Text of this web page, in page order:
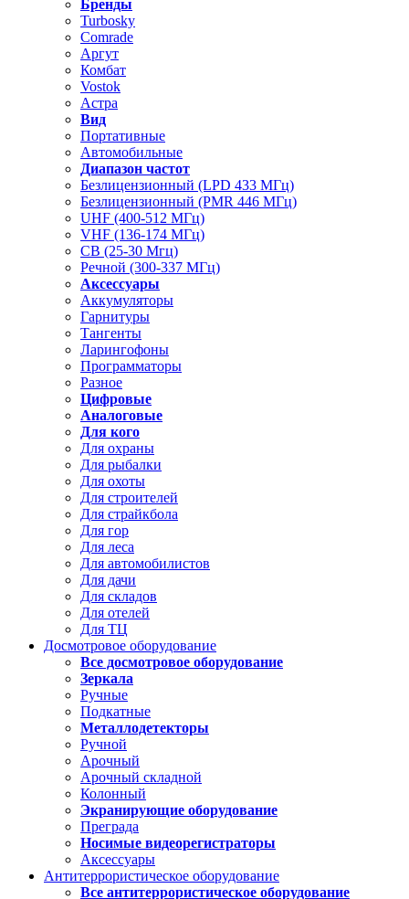
Бренды
Turbosky
Comrade
Аргут
Комбат
Vostok
Астра
Вид
Портативные
Автомобильные
Диапазон частот
Безлицензионный (LPD 433 МГц)
Безлицензионный (PMR 446 МГц)
UHF (400-512 МГц)
VHF (136-174 МГц)
CB (25-30 Мгц)
Речной (300-337 МГц)
Аксессуары
Аккумуляторы
Гарнитуры
Тангенты
Ларингофоны
Программаторы
Разное
Цифровые
Аналоговые
Для кого
Для охраны
Для рыбалки
Для охоты
Для строителей
Для страйкбола
Для гор
Для леса
Для автомобилистов
Для дачи
Для складов
Для отелей
Для ТЦ
Досмотровое оборудование
Все досмотровое оборудование
Зеркала
Ручные
Подкатные
Металлодетекторы
Ручной
Арочный
Арочный складной
Колонный
Экранирующие оборудование
Преграда
Носимые видеорегистраторы
Аксессуары
Антитеррористическое оборудование
Все антитеррористическое оборудование